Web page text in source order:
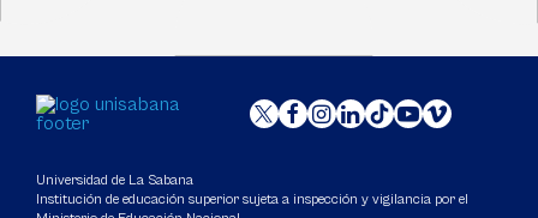
Universidad de La Sabana
Institución de educación superior sujeta a inspección y vigilancia por el